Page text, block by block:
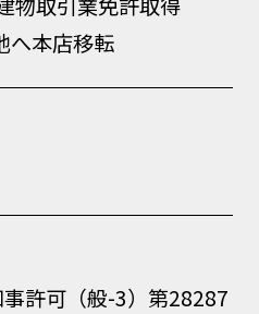
本店移転
許可（般-3）第28287